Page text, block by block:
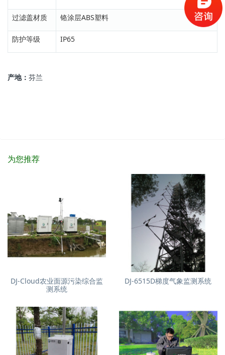
过滤盖材质 铬涂层ABS塑料
防护等级 IP65
产地： 芬兰
为您推荐
DJ-Cloud农业面源污染综合监
测系统
DJ-6515D梯度气象监测系统